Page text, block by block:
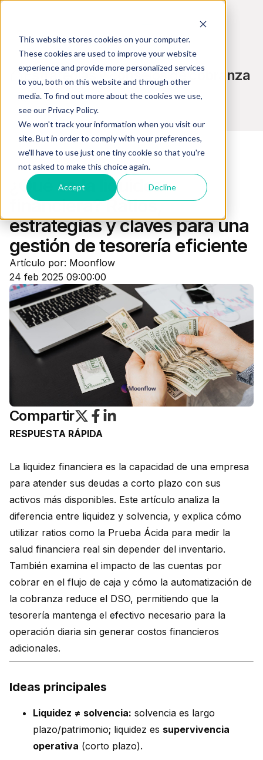
This website stores cookies on your computer.
These cookies are used to improve your website
experience and provide more personalized services
to you, both on this website and through other
media. To find out more about the cookies we use,
see our Privacy Policy.
We won't track your information when you visit our
site. But in order to comply with your preferences,
we'll have to use just one tiny cookie so that you're
not asked to make this choice again.
Accept Decline
Estrategias y consejos de cobranza
Gestión Financiera
¿Qué es la liquidez
financiera? Ratios,
estrategias y claves para una
gestión de tesorería eficiente
Artículo por: Moonflow
24 feb 2025 09:00:00
Compartir
RESPUESTA RÁPIDA
La liquidez financiera es la capacidad de una empresa
para atender sus deudas a corto plazo con sus
activos más disponibles. Este artículo analiza la
diferencia entre liquidez y solvencia, y explica cómo
utilizar ratios como la Prueba Ácida para medir la
salud financiera real sin depender del inventario.
También examina el impacto de las cuentas por
cobrar en el flujo de caja y cómo la automatización de
la cobranza reduce el DSO, permitiendo que la
tesorería mantenga el efectivo necesario para la
operación diaria sin generar costos financieros
adicionales.
Ideas principales
Liquidez ≠ solvencia: solvencia es largo
plazo/patrimonio; liquidez es supervivencia
operativa (corto plazo).